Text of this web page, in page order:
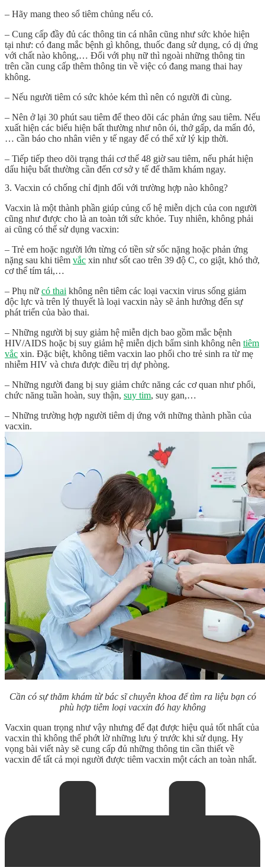
– Hãy mang theo sổ tiêm chủng nếu có.
– Cung cấp đầy đủ các thông tin cá nhân cũng như sức khỏe hiện
tại như: có đang mắc bệnh gì không, thuốc đang sử dụng, có dị ứng
với chất nào không,… Đối với phụ nữ thì ngoài những thông tin
trên cần cung cấp thêm thông tin về việc có đang mang thai hay
không.
– Nếu người tiêm có sức khỏe kém thì nên có người đi cùng.
– Nên ở lại 30 phút sau tiêm để theo dõi các phản ứng sau tiêm. Nếu
xuất hiện các biểu hiện bất thường như nôn ói, thở gấp, da mẩn đỏ,
… cần báo cho nhân viên y tế ngay để có thể xử lý kịp thời.
– Tiếp tiếp theo dõi trạng thái cơ thể 48 giờ sau tiêm, nếu phát hiện
dấu hiệu bất thường cần đến cơ sở y tế để thăm khám ngay.
3. Vacxin có chống chỉ định đối với trường hợp nào không?
Vacxin là một thành phần giúp củng cố hệ miễn dịch của con người
cũng như được cho là an toàn tới sức khỏe. Tuy nhiên, không phải
ai cũng có thể sử dụng vacxin:
– Trẻ em hoặc người lớn từng có tiền sử sốc nặng hoặc phản ứng
nặng sau khi tiêm vắc xin như sốt cao trên 39 độ C, co giật, khó thở,
cơ thể tím tái,…
– Phụ nữ có thai không nên tiêm các loại vacxin virus sống giảm
độc lực và trên lý thuyết là loại vacxin này sẽ ảnh hưởng đến sự
phát triển của bào thai.
– Những người bị suy giảm hệ miễn dịch bao gồm mắc bệnh
HIV/AIDS hoặc bị suy giảm hệ miễn dịch bẩm sinh không nên tiêm
vắc xin. Đặc biệt, không tiêm vacxin lao phổi cho trẻ sinh ra từ mẹ
nhiễm HIV và chưa được điều trị dự phòng.
– Những người đang bị suy giảm chức năng các cơ quan như phổi,
chức năng tuần hoàn, suy thận, suy tim, suy gan,…
– Những trường hợp người tiêm dị ứng với những thành phần của
vacxin.
Cần có sự thăm khám từ bác sĩ chuyên khoa để tìm ra liệu bạn có
phù hợp tiêm loại vacxin đó hay không
Vacxin quan trọng như vậy nhưng để đạt được hiệu quả tốt nhất của
vacxin thì không thể phớt lờ những lưu ý trước khi sử dụng. Hy
vọng bài viết này sẽ cung cấp đủ những thông tin cần thiết về
vacxin để tất cả mọi người được tiêm vacxin một cách an toàn nhất.